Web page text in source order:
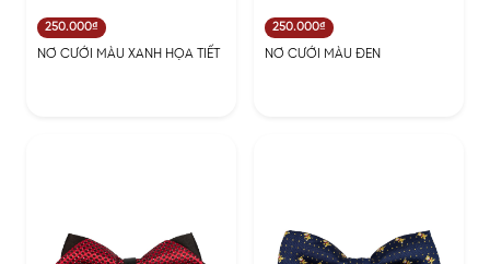
250.000₫
NƠ CƯỚI MÀU XANH HỌA TIẾT
250.000₫
NƠ CƯỚI MÀU ĐEN